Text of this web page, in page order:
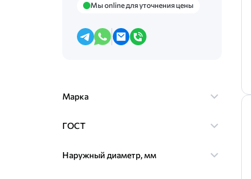
Мы online для уточнения цены
Марка
ГОСТ
Наружный диаметр, мм